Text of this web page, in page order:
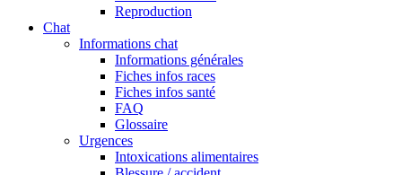
Reproduction
Chat
Informations chat
Informations générales
Fiches infos races
Fiches infos santé
FAQ
Glossaire
Urgences
Intoxications alimentaires